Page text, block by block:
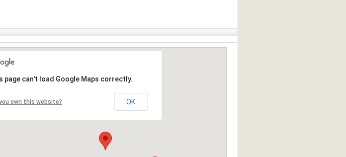
page can't load Google Maps correctly.
own this website? OK